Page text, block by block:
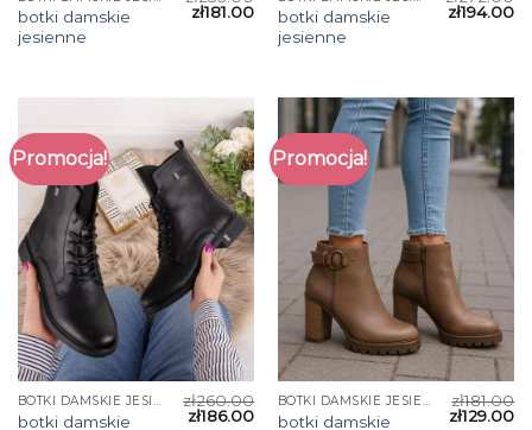
botki damskie
jesienne
zł181.00
botki damskie
jesienne
zł194.00
Promocja!
BOTKI DAMSKIE JESIENNE
botki damskie
zł260.00
zł186.00
Promocja!
BOTKI DAMSKIE JESIENNE
botki damskie
zł181.00
zł129.00